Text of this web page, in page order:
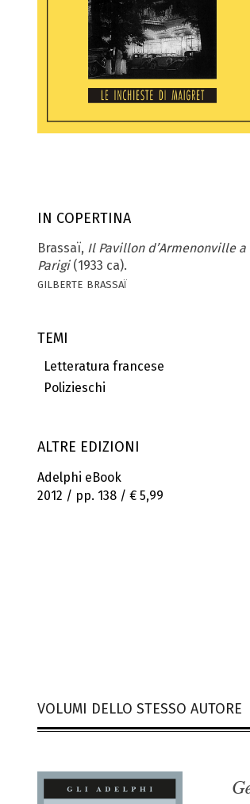
IN COPERTINA
Brassaï, Il Pavillon d’Armenonville a
Parigi(1933 ca).
gilberte brassaï
TEMI
Letteratura francese
Polizieschi
ALTRE EDIZIONI
Adelphi eBook
2012 / pp. 138 / € 5,99
VOLUMI DELLO STESSO AUTORE